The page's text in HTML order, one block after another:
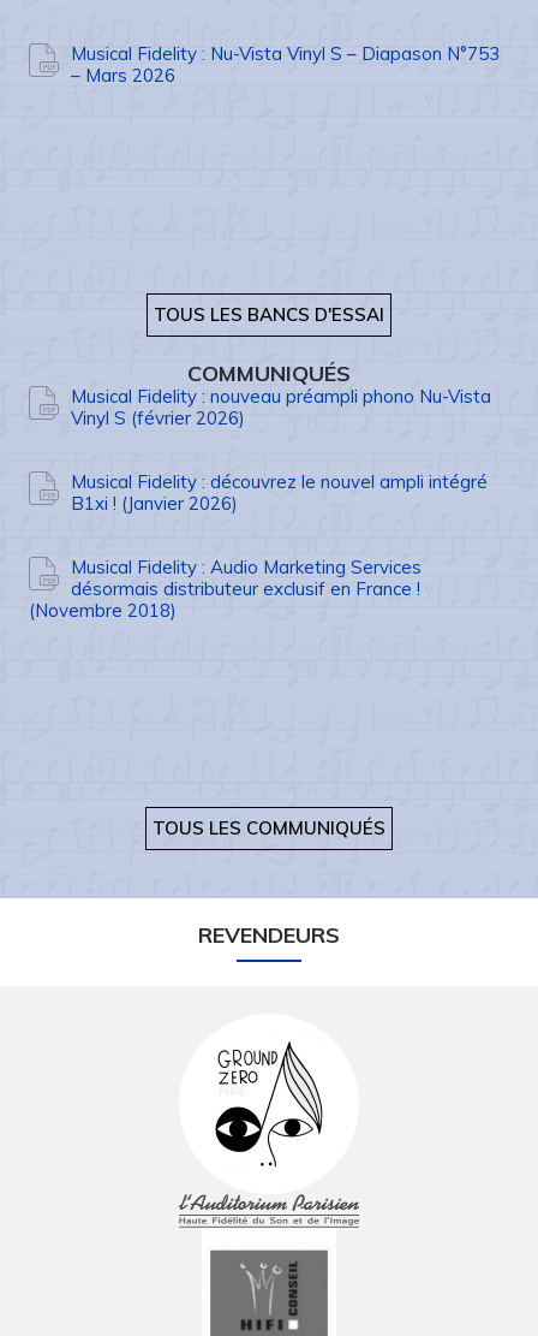
Musical Fidelity : Nu-Vista Vinyl S – Diapason N°753
– Mars 2026
TOUS LES BANCS D'ESSAI
COMMUNIQUÉS
Musical Fidelity : nouveau préampli phono Nu-Vista
Vinyl S (février 2026)
Musical Fidelity : découvrez le nouvel ampli intégré
B1xi ! (Janvier 2026)
Musical Fidelity : Audio Marketing Services
désormais distributeur exclusif en France !
(Novembre 2018)
TOUS LES COMMUNIQUÉS
REVENDEURS